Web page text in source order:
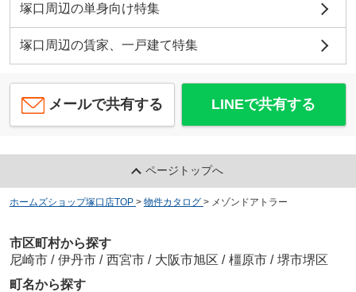
塚口周辺の単身向け特集
塚口周辺の賃家、一戸建て特集
メールで共有する LINEで共有する
ページトップへ
ホームズショップ塚口店TOP > 物件カタログ > メゾンドアトラー
市区町村から探す
尼崎市 / 伊丹市 / 西宮市 / 大阪市旭区 / 橿原市 / 堺市堺区
町名から探す